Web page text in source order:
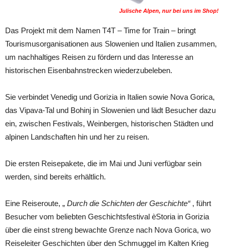
Julische Alpen, nur bei uns im Shop!
Das Projekt mit dem Namen T4T – Time for Train – bringt
Tourismusorganisationen aus Slowenien und Italien zusammen,
um nachhaltiges Reisen zu fördern und das Interesse an
historischen Eisenbahnstrecken wiederzubeleben.
Sie verbindet Venedig und Gorizia in Italien sowie Nova Gorica,
das Vipava-Tal und Bohinj in Slowenien und lädt Besucher dazu
ein, zwischen Festivals, Weinbergen, historischen Städten und
alpinen Landschaften hin und her zu reisen.
Die ersten Reisepakete, die im Mai und Juni verfügbar sein
werden, sind bereits erhältlich.
Eine Reiseroute, „ Durch die Schichten der Geschichte“, führt
Besucher vom beliebten Geschichtsfestival èStoria in Gorizia
über die einst streng bewachte Grenze nach Nova Gorica, wo
Reiseleiter Geschichten über den Schmuggel im Kalten Krieg